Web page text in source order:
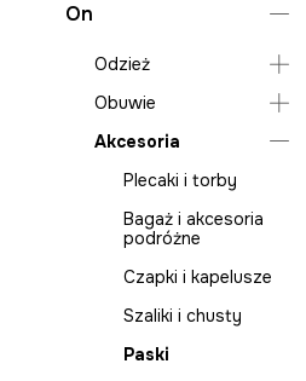
Kozaki i botki
Szpilki
Bagaż i akcesoria
podróżne
Czapki i kapelusze
Szaliki i chusty
On
Odzież
Skarpety
Koszule na wesele
Komplety
Obuwie
Lifestyle i trampki
Mokasyny i półbuty
Buty wysokie
Akcesoria
Plecaki i torby
Bagaż i akcesoria
podróżne
Czapki i kapelusze
Szaliki i chusty
Paski